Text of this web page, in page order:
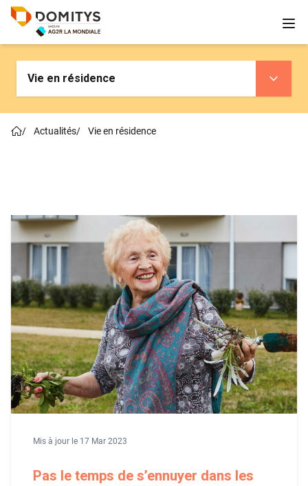
Vie en résidence
/ Actualités/ Vie en résidence
Mis à jour le 17 Mar 2023
Pas le temps de s’ennuyer dans les